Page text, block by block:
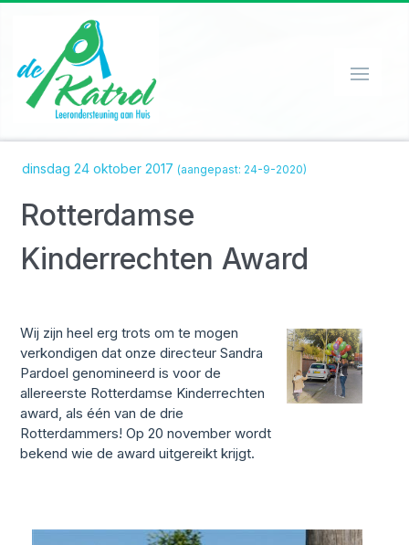
HOME
ORGANISATIE
WERKWIJZE
SPEEL-O-THEEK
PRIVACY
NIEUWS
dinsdag 24 oktober 2017 (aangepast: 24-9-2020)
Rotterdamse
Kinderrechten Award
Wij zijn heel erg trots om te mogen
verkondigen dat onze directeur Sandra
Pardoel genomineerd is voor de
allereerste Rotterdamse Kinderrechten
award, als één van de drie
Rotterdammers! Op 20 november wordt
bekend wie de award uitgereikt krijgt.